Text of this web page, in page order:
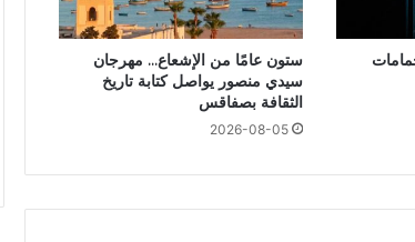
ستون عامًا من الإشعاع… مهرجان
سيدي منصور يواصل كتابة تاريخ
الثقافة بصفاقس
2026-08-05